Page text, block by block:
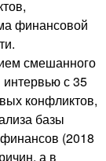
финансовой
смешанного
с 35
конфликтов,
базы
(2018
а в